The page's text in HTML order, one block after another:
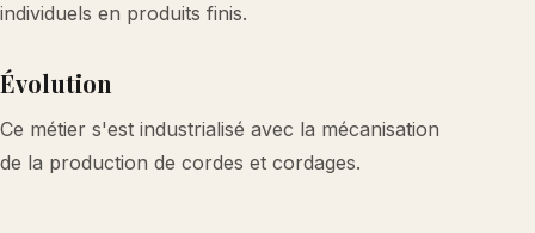
individuels en produits finis.
Évolution
Ce métier s'est industrialisé avec la mécanisation
de la production de cordes et cordages.